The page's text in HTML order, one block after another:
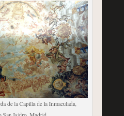
de la Capilla de la Inmaculada,